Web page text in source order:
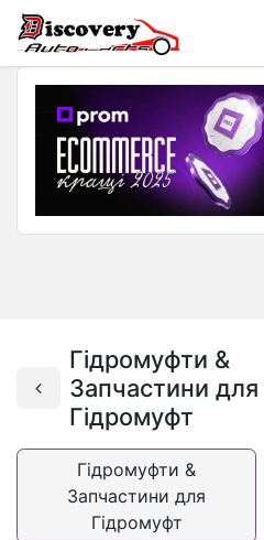
Гідромуфти &
Запчастини для
Гідромуфт
Гідромуфти &
Запчастини для
Гідромуфт